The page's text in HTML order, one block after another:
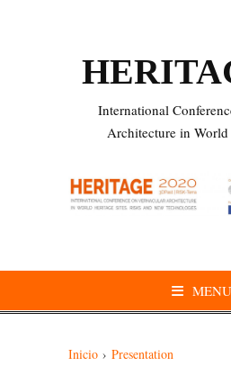
International
Architecture in World
MENU
Inicio › Presentation